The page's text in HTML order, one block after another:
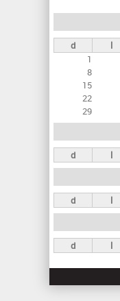
e
t
s
n
c
i
p
a
x
d l
1
8
15
22
29
d l
d l
d l